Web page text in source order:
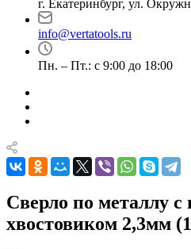
г. Екатеринбург, ул.
info@vertatools.ru
Пн. – Пт.: с 9:00 до 18:00
Сверло по металлу
хвостовиком 2,3мм